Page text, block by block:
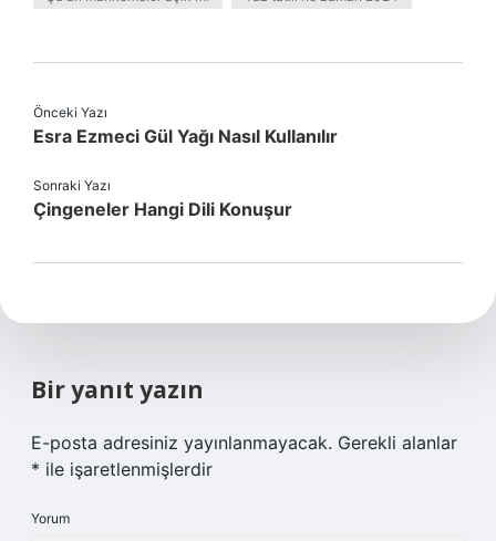
Önceki Yazı
Esra Ezmeci Gül Yağı Nasıl Kullanılır
Sonraki Yazı
Çingeneler Hangi Dili Konuşur
Bir yanıt yazın
E-posta adresiniz yayınlanmayacak. Gerekli alanlar
* ile işaretlenmişlerdir
Yorum